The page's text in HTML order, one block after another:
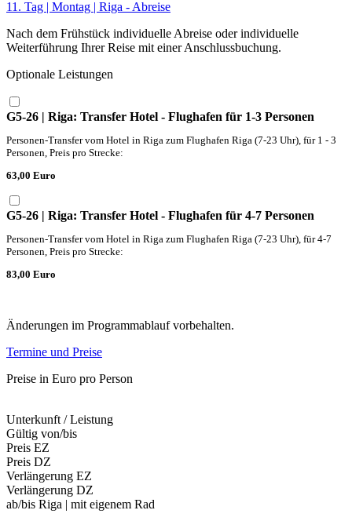
11. Tag | Montag | Riga - Abreise
Nach dem Frühstück individuelle Abreise oder individuelle
Weiterführung Ihrer Reise mit einer Anschlussbuchung.
Optionale Leistungen
G5-26 | Riga: Transfer Hotel - Flughafen für 1-3 Personen
Personen-Transfer vom Hotel in Riga zum Flughafen Riga (7-23 Uhr), für 1 - 3
Personen, Preis pro Strecke:
63,00 Euro
G5-26 | Riga: Transfer Hotel - Flughafen für 4-7 Personen
Personen-Transfer vom Hotel in Riga zum Flughafen Riga (7-23 Uhr), für 4-7
Personen, Preis pro Strecke:
83,00 Euro
Änderungen im Programmablauf vorbehalten.
Termine und Preise
Preise in Euro pro Person
Unterkunft / Leistung
Gültig von/bis
Preis EZ
Preis DZ
Verlängerung EZ
Verlängerung DZ
ab/bis Riga | mit eigenem Rad